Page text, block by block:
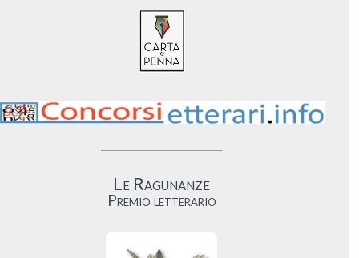
Le Ragunanze
Premio letterario